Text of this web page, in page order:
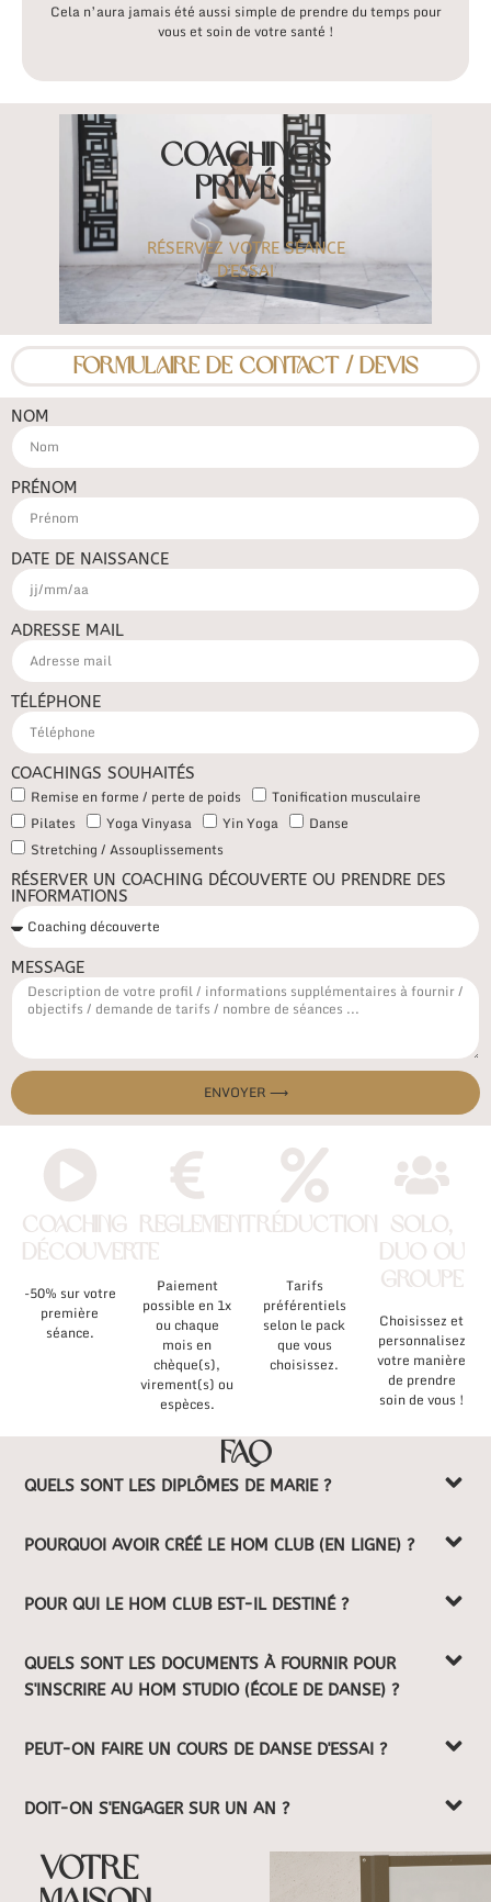
Cela n’aura jamais été aussi simple de prendre du temps pour
vous et soinde votre santé !
COACHINGS
PRIVÉS
RÉSERVEZ VOTRE SÉANCE
D'ESSAI
FORMULAIRE DE CONTACT / DEVIS
NOM
PRÉNOM
DATE DE NAISSANCE
ADRESSE MAIL
TÉLÉPHONE
COACHINGS SOUHAITÉS
Remise en forme / perte de poids
Tonification musculaire
Pilates
Yoga Vinyasa Yin Yoga
Danse
Stretching / Assouplissements
RÉSERVER UN COACHING DÉCOUVERTE OU PRENDRE DES
INFORMATIONS
MESSAGE
ENVOYER ⟶
COACHING
DÉCOUVERTE
-50% sur votre
première
séance.
REGLEMENT
Paiement
possible en 1x
ou chaque
mois en
chèque(s),
virement(s) ou
espèces.
RÉDUCTION
Tarifs
préférentiels
selon le pack
que vous
choisissez.
SOLO,
DUO OU
GROUPE
Choisissez et
personnalisez
votre manière
de prendre
soin de vous !
FAQ
QUELS SONT LES DIPLÔMES DE MARIE ?
POURQUOI AVOIR CRÉÉ LE HOM CLUB (EN LIGNE) ?
POUR QUI LE HOM CLUB EST-IL DESTINÉ ?
QUELS SONT LES DOCUMENTS À FOURNIR POUR
S'INSCRIRE AU HOM STUDIO (ÉCOLE DE DANSE) ?
PEUT-ON FAIRE UN COURS DE DANSE D'ESSAI ?
DOIT-ON S'ENGAGER SUR UN AN ?
VOTRE